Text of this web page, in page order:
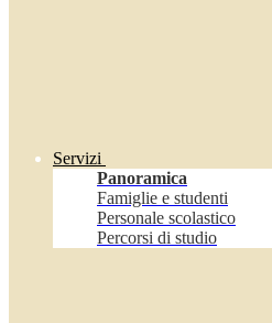
Servizi
Panoramica
Famiglie e studenti
Personale scolastico
Percorsi di studio